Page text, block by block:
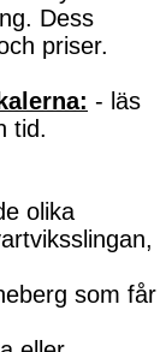
Dess
priser.
- läs
tid.
olika
som får